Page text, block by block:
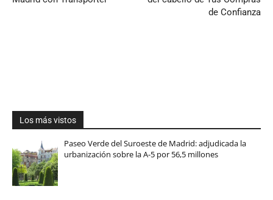
de Confianza
Los más vistos
Paseo Verde del Suroeste de Madrid: adjudicada la
urbanización sobre la A-5 por 56,5 millones